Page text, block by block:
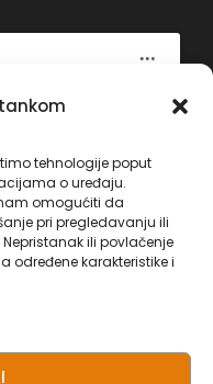
tehnologije poput
o uređaju.
omogućiti da
pri pregledavanju ili
ili povlačenje
određene karakteristike i